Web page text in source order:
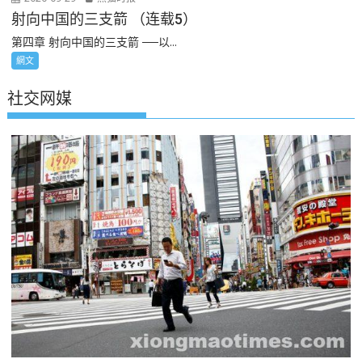
射向中国的三支箭 （连载5）
第四章 射向中国的三支箭 ──以...
網文
社交网媒